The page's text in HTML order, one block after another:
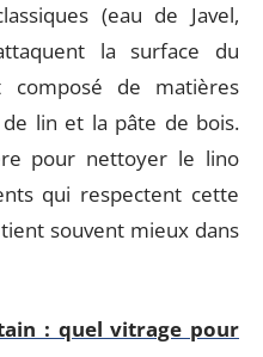
(eau de Javel,
la surface du
composé de matières
de lin et la pâte de bois.
pour nettoyer le lino
qui respectent cette
souvent mieux dans
: quel vitrage pour